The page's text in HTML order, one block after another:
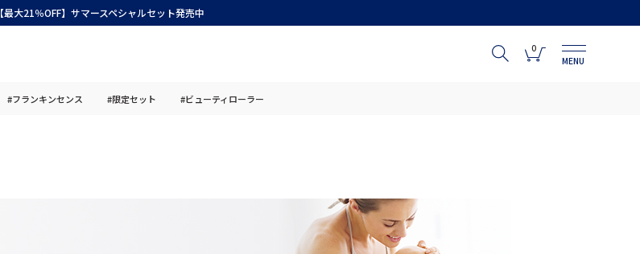
【最大21％OFF】サマースペシャルセット発売中
0
MENU
#フランキンセンス #限定セット #ビューティローラー